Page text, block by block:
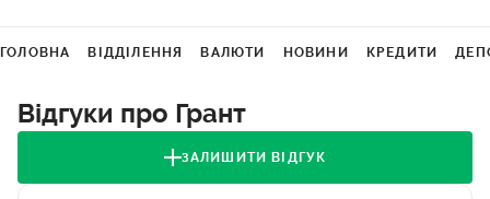
ГОЛОВНА ВІДДІЛЕННЯ ВАЛЮТИ НОВИНИ КРЕДИТИ
Відгуки про Грант
ЗАЛИШИТИ ВІДГУК